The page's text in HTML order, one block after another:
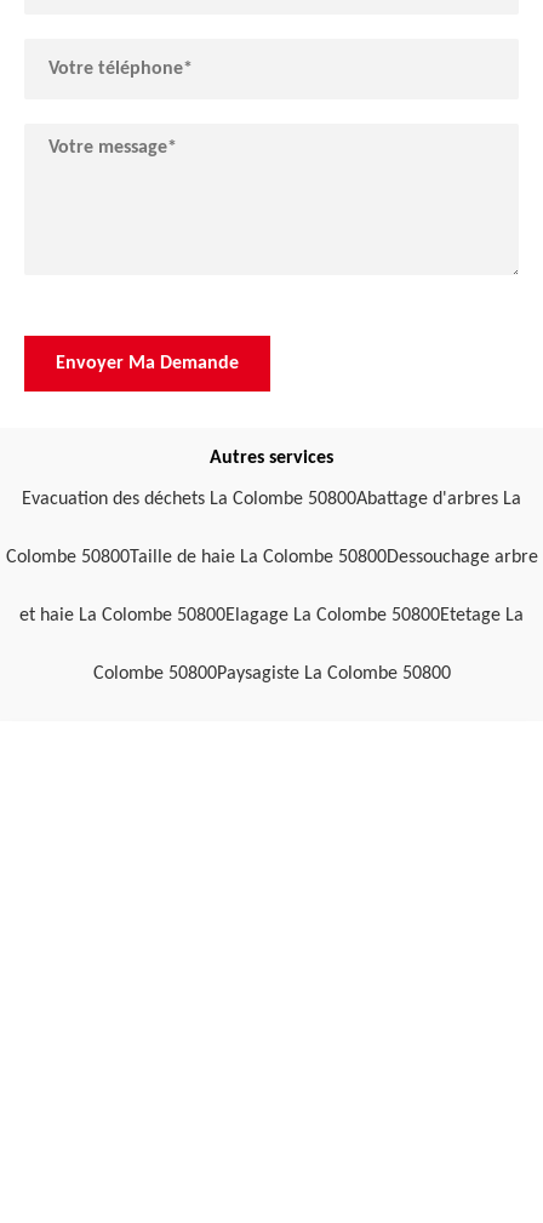
Autres services
Evacuation des déchets La Colombe 50800Abattage d'arbres La
Colombe 50800Taille de haie La Colombe 50800Dessouchage arbre
et haie La Colombe 50800Elagage La Colombe 50800Etetage La
Colombe 50800Paysagiste La Colombe 50800